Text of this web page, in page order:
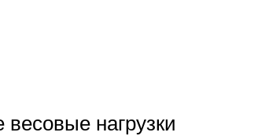
нагрузки